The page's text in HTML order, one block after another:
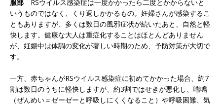
服部 RSウイルス感染症は一度かかったら二度とかからないと
いうものではなく、くり返しかかるもの。妊婦さんが感染するこ
ともありますが、多くは数日の風邪症状が続いたあと、自然と軽
快します。健康な大人は重症化することはほとんどありません
が、妊娠中は体調の変化が著しい時期のため、予防対策が大切で
す。
一方、赤ちゃんがRSウイルス感染症に初めてかかった場合、約7
割は数日のうちに軽快しますが、約3割ではせきが悪化し、喘鳴
（ぜんめい＝ゼーゼーと呼吸しにくくなること）や呼吸困難、気